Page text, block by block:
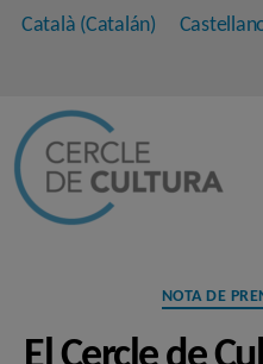
Català (Catalán)
NOTA DE